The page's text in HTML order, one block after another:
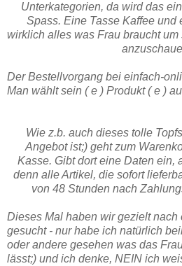
Unterkategorien, da wird das
Spass. Eine Tasse Kaffee und
wirklich alles was Frau braucht
Der Bestellvorgang bei einfach-
Man wählt sein ( e ) Produkt ( e )
Wie z.b. auch dieses tolle
Angebot ist;) geht zum
Kasse. Gibt dort eine Daten ein,
denn alle Artikel, die sofort
von 48 Stunden nach
Dieses Mal haben wir gezielt nach
gesucht - nur habe ich natürlich
oder andere gesehen was das
lässt;) und ich denke, NEIN ich